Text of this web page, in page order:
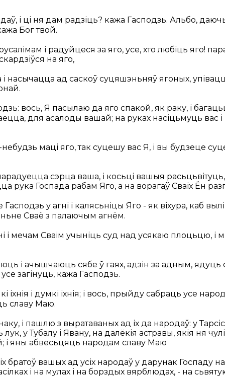
і ці ня дам радзіць? кажа Гасподзь. Альбо, даючы
Бог твой.
і радуйцеся за яго, усе, хто любіць яго!
на яго,
насычацца ад саскоў суцяшэньняў ягоных,
вось, Я пасылаю да яго спакой, як раку, і
для асалоды вашай; на руках насіцьмуць вас
маці яго, так суцешу вас Я, і вы будзеце
сэрца ваша, і косьці вашыя
рука Госпада рабам Яго, а на ворагаў Сваіх Ён
у агні і калясьніцы Яго - як віхура, каб
Сваё з палаючым агнём.
і мечам Сваім учыніць суд над усякаю плоцьцю, і
і ачышчаюць сябе ў гаях, адзін за адным, ядуць
загінуць, кажа Гасподзь.
іхнія і думкі іхнія; і вось, прыйду сабраць усе
славу Маю.
і пашлю з выратаваных ад іх да народаў: у
у Тубалу і Явану, на далёкія астравы, якія ня
і яны абвесьцяць народам славу Маю
братоў вашых ад усіх народаў у дарунак Госпаду
і на мулах і на борздых вярблюдах, - на